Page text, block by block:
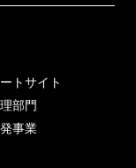
トサイト
部門
事業